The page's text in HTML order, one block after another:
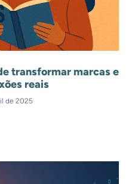
transformar marcas e
reais
de 2025